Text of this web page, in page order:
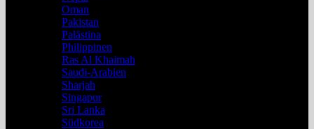
Oman
Pakistan
Palästina
Philippinen
Ras Al Khaimah
Saudi-Arabien
Sharjah
Singapur
Sri Lanka
Südkorea